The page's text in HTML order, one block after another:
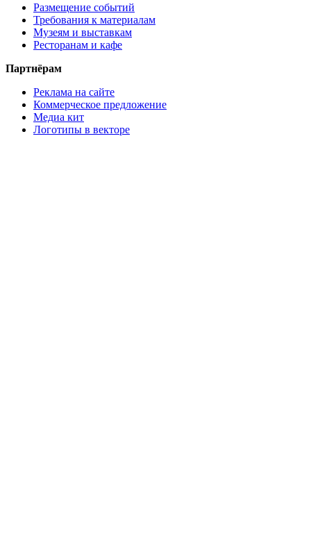
Размещение событий
Требования к материалам
Музеям и выставкам
Ресторанам и кафе
Партнёрам
Реклама на сайте
Коммерческое предложение
Медиа кит
Логотипы в векторе